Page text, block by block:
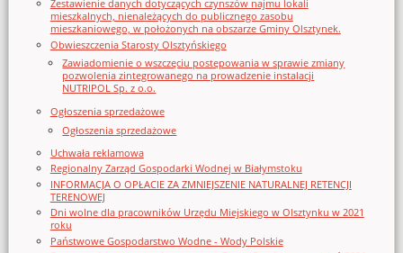
Zestawienie danych dotyczących czynszów najmu lokali
mieszkalnych, nienależących do publicznego zasobu
mieszkaniowego, w położonych na obszarze Gminy Olsztynek.
Obwieszczenia Starosty Olsztyńskiego
Zawiadomienie o wszczęciu postępowania w sprawie zmiany
pozwolenia zintegrowanego na prowadzenie instalacji
NUTRIPOL Sp. z o.o.
Ogłoszenia sprzedażowe
Ogłoszenia sprzedażowe
Uchwała reklamowa
Regionalny Zarząd Gospodarki Wodnej w Białymstoku
INFORMACJA O OPŁACIE ZA ZMNIEJSZENIE NATURALNEJ RETENCJI
TERENOWEJ
Dni wolne dla pracowników Urzędu Miejskiego w Olsztynku w 2021
roku
Państwowe Gospodarstwo Wodne - Wody Polskie